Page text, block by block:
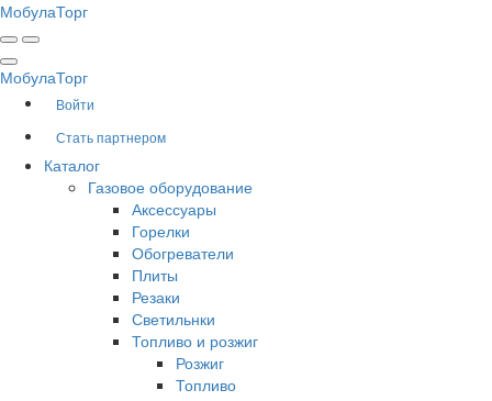
МобулаТорг
МобулаТорг
Войти
Стать партнером
Каталог
Газовое оборудование
Аксессуары
Горелки
Обогреватели
Плиты
Резаки
Светильнки
Топливо и розжиг
Розжиг
Топливо